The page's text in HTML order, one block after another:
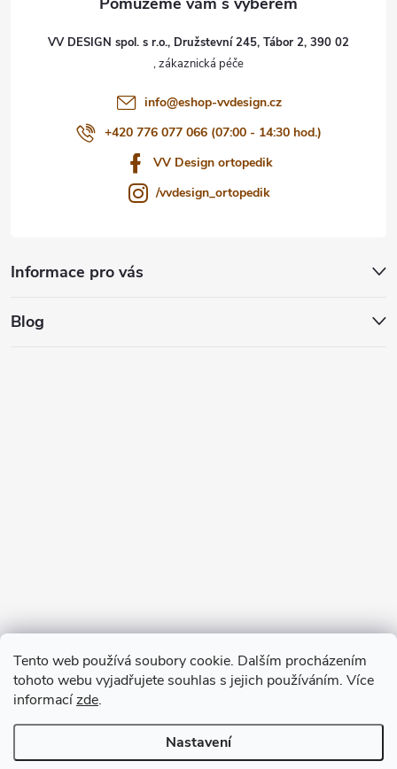
Tento web používá soubory cookie. Dalším procházením
tohoto webu vyjadřujete souhlas s jejich používáním. Více
informacízde.
Nastavení
VV DESIGN spol. s r.o., Družstevní 245, Tábor 2, 390 02
info@eshop-vvdesign.cz
+420 776 077 066 (07:00 - 14:30 hod.)
VV Design ortopedik
/vvdesign_ortopedik
Informace pro vás
Blog
Copyright 2026VV DESIGN. Všechna práva vyhrazena.Upravit